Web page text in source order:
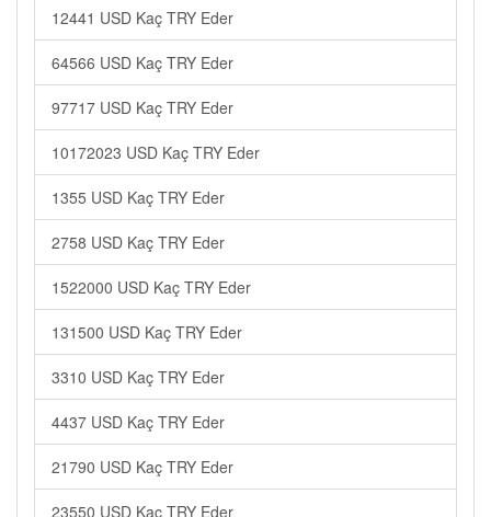
12441 USD Kaç TRY Eder
64566 USD Kaç TRY Eder
97717 USD Kaç TRY Eder
10172023 USD Kaç TRY Eder
1355 USD Kaç TRY Eder
2758 USD Kaç TRY Eder
1522000 USD Kaç TRY Eder
131500 USD Kaç TRY Eder
3310 USD Kaç TRY Eder
4437 USD Kaç TRY Eder
21790 USD Kaç TRY Eder
23550 USD Kaç TRY Eder